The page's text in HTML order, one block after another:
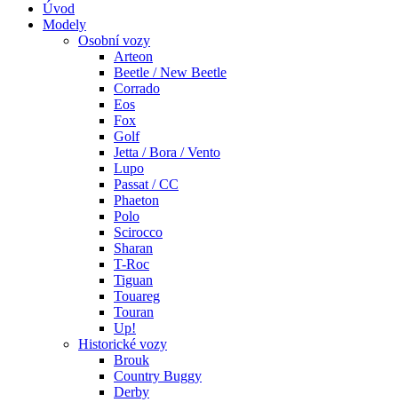
Úvod
Modely
Osobní vozy
Arteon
Beetle / New Beetle
Corrado
Eos
Fox
Golf
Jetta / Bora / Vento
Lupo
Passat / CC
Phaeton
Polo
Scirocco
Sharan
T-Roc
Tiguan
Touareg
Touran
Up!
Historické vozy
Brouk
Country Buggy
Derby